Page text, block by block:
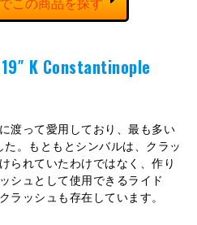
K Constantinople
渡って愛用しており、最も多い
。もともとシンバルは、クラッ
られていたわけではなく、作り
シュとして使用できるライド
ラッシュも存在しています。